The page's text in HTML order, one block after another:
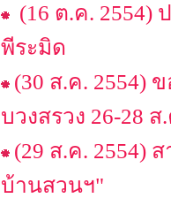
(16 ต.ค. 2554)
พีระมิด
(30 ส.ค. 2554)
บวงสรวง 26-28
(29 ส.ค. 2554)
บ้านสวนฯ"